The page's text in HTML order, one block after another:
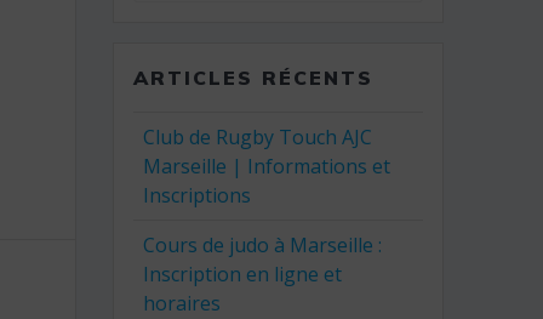
ARTICLES RÉCENTS
Club de Rugby Touch AJC
Marseille | Informations et
Inscriptions
Cours de judo à Marseille :
Inscription en ligne et
horaires